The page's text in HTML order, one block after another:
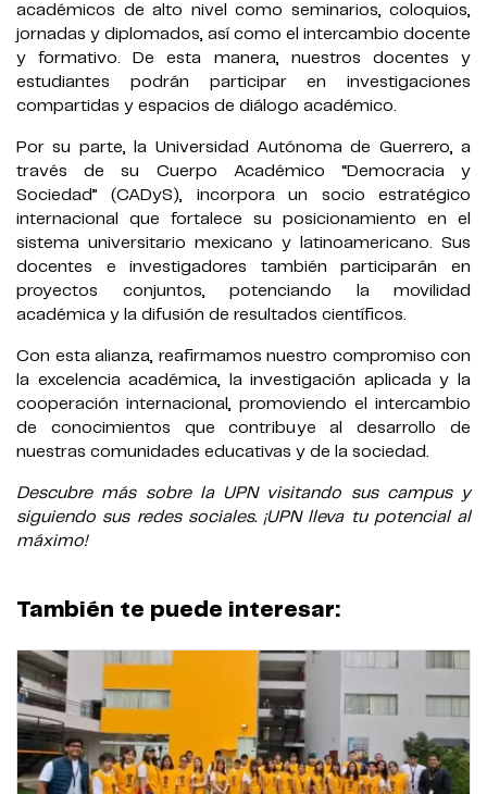
académicos de alto nivel como seminarios, coloquios,
jornadas y diplomados, así como el intercambio docente
y formativo. De esta manera, nuestros docentes y
estudiantes podrán participar en investigaciones
compartidas y espacios de diálogo académico.
Por su parte, la Universidad Autónoma de Guerrero, a
través de su Cuerpo Académico “Democracia y
Sociedad” (CADyS), incorpora un socio estratégico
internacional que fortalece su posicionamiento en el
sistema universitario mexicano y latinoamericano. Sus
docentes e investigadores también participarán en
proyectos conjuntos, potenciando la movilidad
académica y la difusión de resultados científicos.
Con esta alianza, reafirmamos nuestro compromiso con
la excelencia académica, la investigación aplicada y la
cooperación internacional, promoviendo el intercambio
de conocimientos que contribuye al desarrollo de
nuestras comunidades educativas y de la sociedad.
Descubre más sobre la UPN visitando sus campus y
siguiendo sus redes sociales. ¡UPN lleva tu potencial al
máximo!
También te puede interesar: